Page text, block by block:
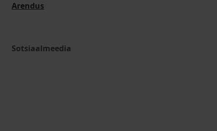
Arendus
Sotsiaalmeedia